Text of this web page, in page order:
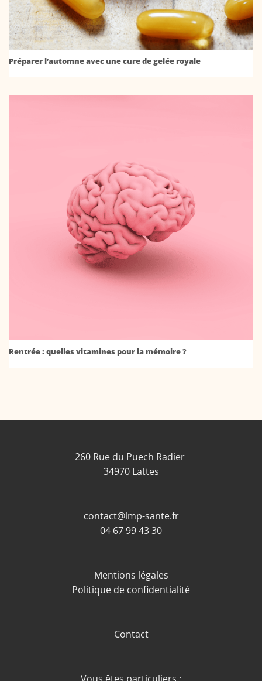
Préparer l’automne avec une cure de gelée royale
Rentrée : quelles vitamines pour la mémoire ?
260 Rue du Puech Radier
34970 Lattes
contact@lmp-sante.fr
04 67 99 43 30
Mentions légales
Politique de confidentialité
Contact
Vous êtes particuliers :